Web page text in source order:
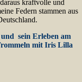
kraftvolle und
Federn stammen aus
sein Erleben am
mit Iris Lilla